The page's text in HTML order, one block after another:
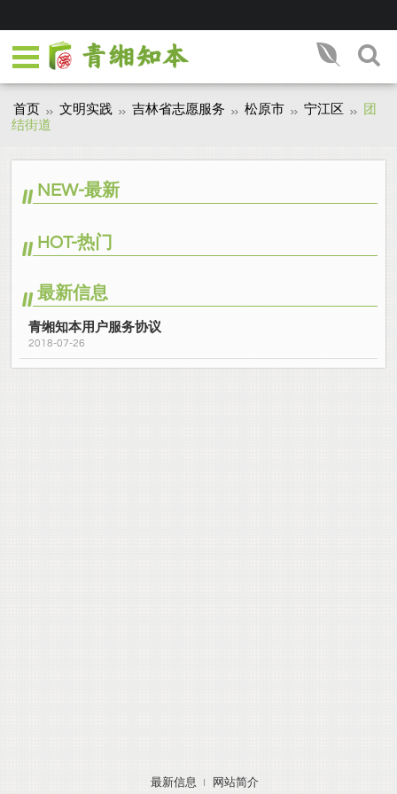
首页 文明实践 吉林省志愿服务 松原市 宁江区
团
结街道
NEW-最新
HOT-热门
最新信息
青缃知本用户服务协议
2018-07-26
最新信息 网站简介